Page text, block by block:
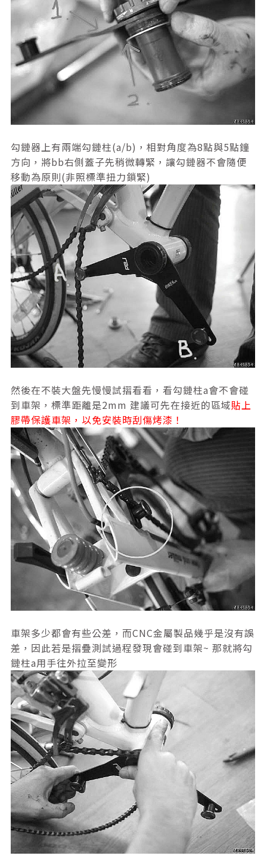
勾鏈器上有兩端勾鏈柱(a/b)，相對角度為8點與5點鐘
方向，將bb右側蓋子先稍微轉緊，讓勾鏈器不會隨便
移動為原則(非照標準扭力鎖緊)
然後在不裝大盤先慢慢試摺看看，看勾鏈柱a會不會碰
到車架，標準距離是2mm 建議可先在接近的區域貼上
膠帶保護車架，以免安裝時刮傷烤漆！
車架多少都會有些公差，而CNC金屬製品幾乎是沒有誤
差，因此若是摺疊測試過程發現會碰到車架~ 那就將勾
鏈柱a用手往外拉至變形